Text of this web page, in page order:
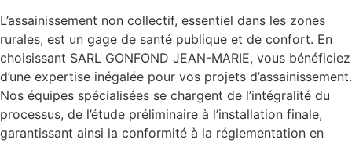
L’assainissement non collectif, essentiel dans les zones
rurales, est un gage de santé publique et de confort. En
choisissant SARL GONFOND JEAN-MARIE, vous bénéficiez
d’une expertise inégalée pour vos projets d’assainissement.
Nos équipes spécialisées se chargent de l’intégralité du
processus, de l’étude préliminaire à l’installation finale,
garantissant ainsi la conformité à la réglementation en